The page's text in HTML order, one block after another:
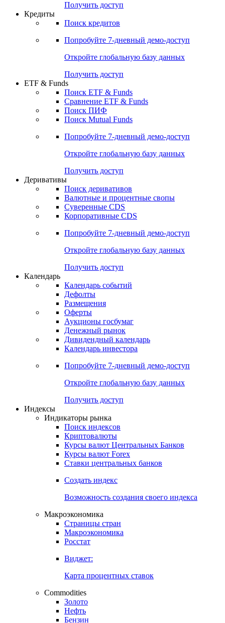
Получить доступ
Кредиты
Поиск кредитов
Попробуйте 7-дневный демо-доступ
Откройте глобальную базу данных
Получить доступ
ETF & Funds
Поиск ETF & Funds
Сравнение ETF & Funds
Поиск ПИФ
Поиск Mutual Funds
Попробуйте 7-дневный демо-доступ
Откройте глобальную базу данных
Получить доступ
Деривативы
Поиск деривативов
Валютные и процентные свопы
Суверенные CDS
Корпоративные CDS
Попробуйте 7-дневный демо-доступ
Откройте глобальную базу данных
Получить доступ
Календарь
Календарь событий
Дефолты
Размещения
Оферты
Аукционы госбумаг
Денежный рынок
Дивидендный календарь
Календарь инвестора
Попробуйте 7-дневный демо-доступ
Откройте глобальную базу данных
Получить доступ
Индексы
Индикаторы рынка
Поиск индексов
Криптовалюты
Курсы валют Центральных Банков
Курсы валют Forex
Ставки центральных банков
Создать индекс
Возможность создания своего индекса
Макроэкономика
Страницы стран
Макроэкономика
Росстат
Виджет:
Карта процентных ставок
Commodities
Золото
Нефть
Бензин